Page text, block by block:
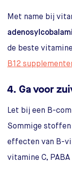
Met name bij
de beste
B12
4. Ga voor
Let bij een B-
Sommige
effecten van B-
vitamine C,